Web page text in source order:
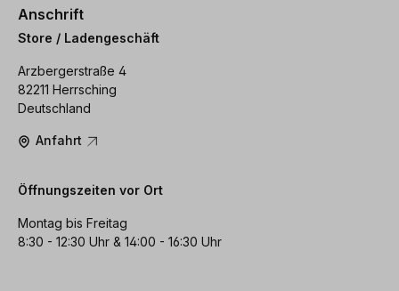
Anschrift
Store / Ladengeschäft
Arzbergerstraße 4
82211 Herrsching
Deutschland
Anfahrt
Öffnungszeiten vor Ort
Montag bis Freitag
8:30 - 12:30 Uhr & 14:00 - 16:30 Uhr